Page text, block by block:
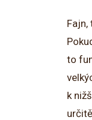
Fajn,
to
k